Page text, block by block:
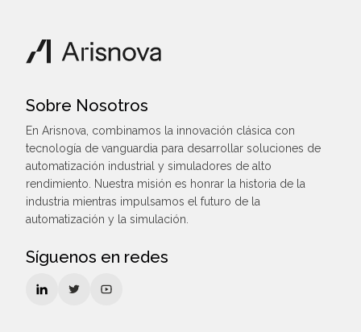
Sobre Nosotros
En Arisnova, combinamos la innovación clásica con
tecnología de vanguardia para desarrollar soluciones de
automatización industrial y simuladores de alto
rendimiento. Nuestra misión es honrar la historia de la
industria mientras impulsamos el futuro de la
automatización y la simulación.
Síguenos en redes